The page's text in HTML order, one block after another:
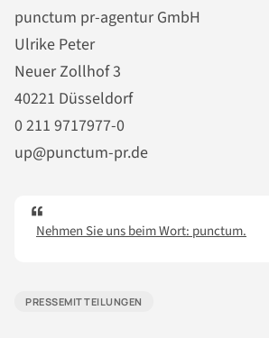
punctum pr-agentur GmbH
Ulrike Peter
Neuer Zollhof 3
40221 Düsseldorf
0 211 9717977-0
up@punctum-pr.de
Nehmen Sie uns beim Wort: punctum.
PRESSEMITTEILUNGEN